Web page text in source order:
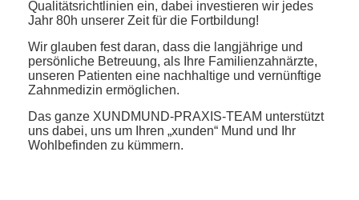
Qualitätsrichtlinien ein, dabei investieren wir jedes
Jahr 80h unserer Zeit für die Fortbildung!
Wir glauben fest daran, dass die langjährige und
persönliche Betreuung, als Ihre Familienzahnärzte,
unseren Patienten eine nachhaltige und vernünftige
Zahnmedizin ermöglichen.
Das ganze XUNDMUND-PRAXIS-TEAM unterstützt
uns dabei, uns um Ihren „xunden“ Mund und Ihr
Wohlbefinden zu kümmern.